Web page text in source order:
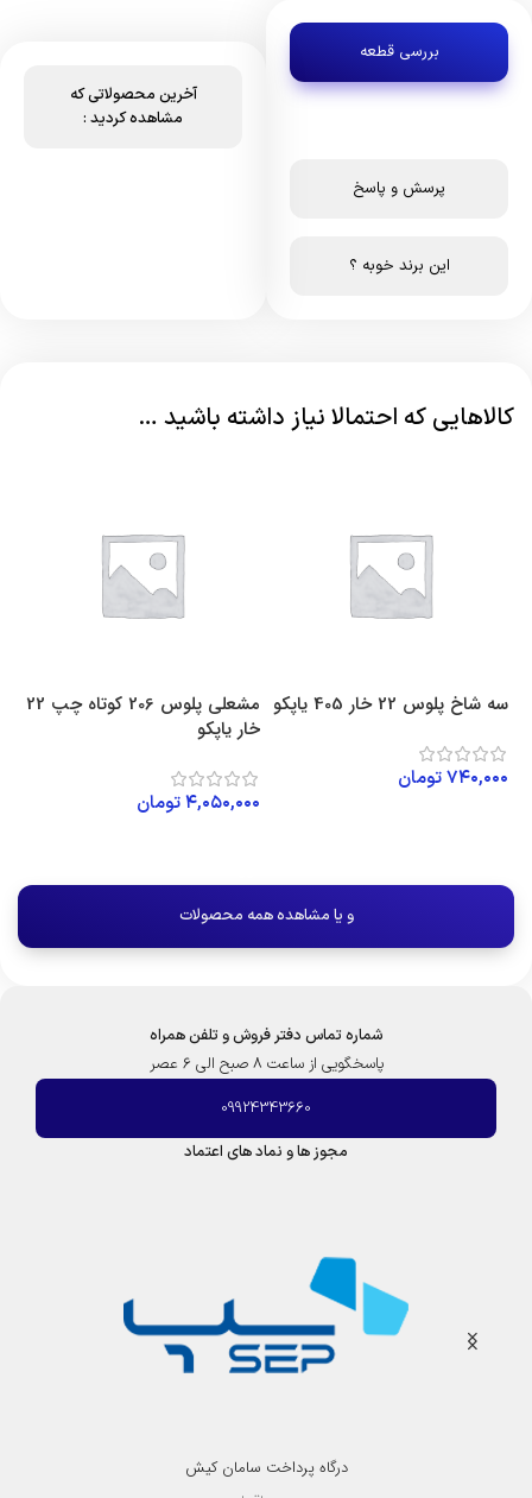
بررسی قطعه
پرسش و پاسخ
این برند خوبه ؟
آخرین محصولاتی که
مشاهده کردید :
کالاهایی که احتمالا نیاز داشته باشید …
سه شاخ پلوس 22 خار 405 یاپکو
۷۴۰,۰۰۰تومان
مشعلی پلوس 206 کوتاه چپ 22
خار یاپکو
۴,۰۵۰,۰۰۰تومان
و یا مشاهده همه محصولات
شماره تماس دفتر فروش و تلفن همراه
پاسخگویی از ساعت 8 صبح الی 6 عصر
09924343660
مجوز ها و نماد های اعتماد
درگاه پرداخت سامان کیش